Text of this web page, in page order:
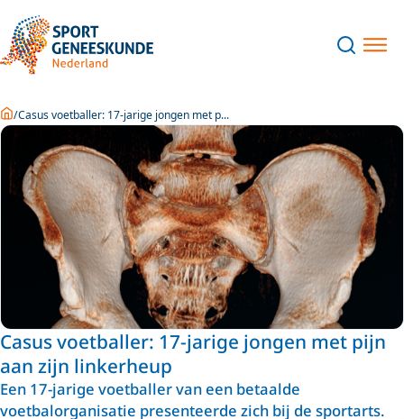
HomeCasus voetballer: 17-jarige jongen met p...
Casus voetballer: 17-jarige jongen met pijn
aan zijn linkerheup
Een 17-jarige voetballer van een betaalde
voetbalorganisatie presenteerde zich bij de sportarts.